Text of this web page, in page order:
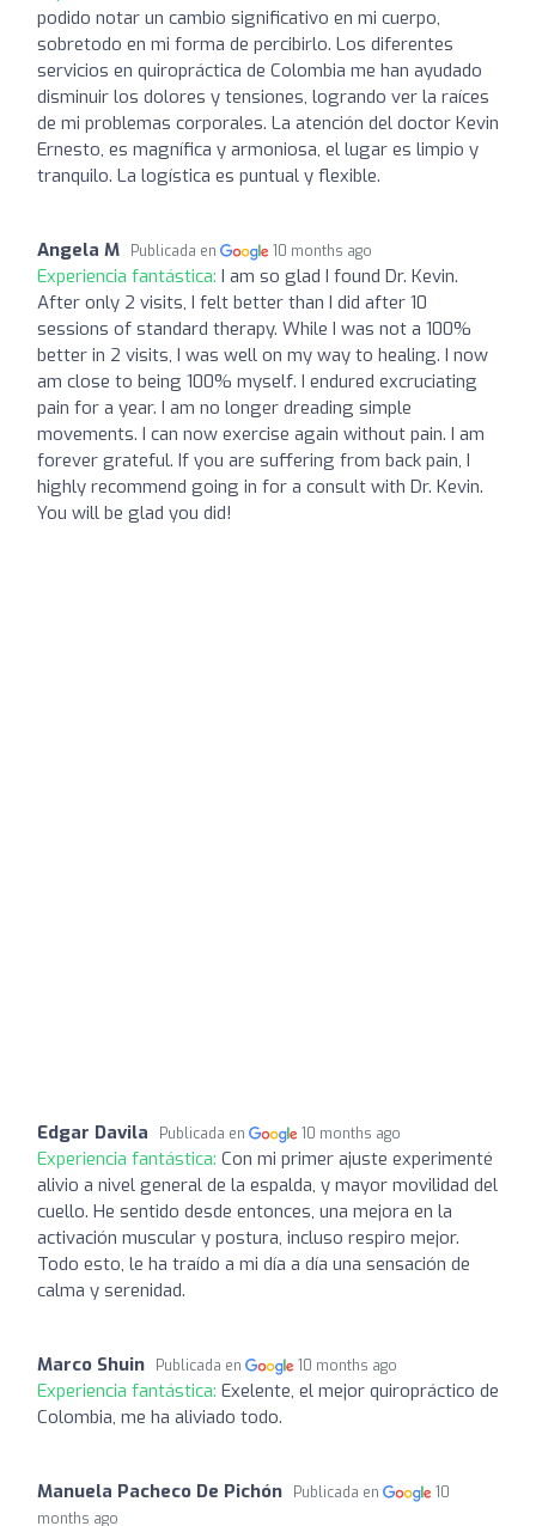
podido notar un cambio significativo en mi cuerpo,
sobretodo en mi forma de percibirlo. Los diferentes
servicios en quiropráctica de Colombia me han ayudado
disminuir los dolores y tensiones, logrando ver la raíces
de mi problemas corporales. La atención del doctor Kevin
Ernesto, es magnífica y armoniosa, el lugar es limpio y
tranquilo. La logística es puntual y flexible.
Angela M Publicada en 10 months ago
Experiencia fantástica: I am so glad I found Dr. Kevin.
After only 2 visits, I felt better than I did after 10
sessions of standard therapy. While I was not a 100%
better in 2 visits, I was well on my way to healing. I now
am close to being 100% myself. I endured excruciating
pain for a year. I am no longer dreading simple
movements. I can now exercise again without pain. I am
forever grateful. If you are suffering from back pain, I
highly recommend going in for a consult with Dr. Kevin.
You will be glad you did!
Edgar Davila Publicada en 10 months ago
Experiencia fantástica: Con mi primer ajuste experimenté
alivio a nivel general de la espalda, y mayor movilidad del
cuello. He sentido desde entonces, una mejora en la
activación muscular y postura, incluso respiro mejor.
Todo esto, le ha traído a mi día a día una sensación de
calma y serenidad.
Marco Shuin Publicada en 10 months ago
Experiencia fantástica: Exelente, el mejor quiropráctico de
Colombia, me ha aliviado todo.
Manuela Pacheco De Pichón Publicada en
10
months ago